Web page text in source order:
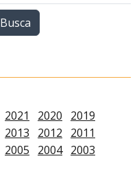
Busca
2021 2020
2019
2013 2012
2011
2005 2004 2003